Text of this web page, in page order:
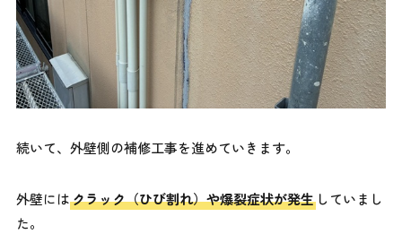
続いて、外壁側の補修工事を進めていきます。
外壁にはクラック（ひび割れ）や爆裂症状が発生していまし
た。